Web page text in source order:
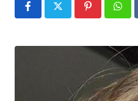
Pinterest